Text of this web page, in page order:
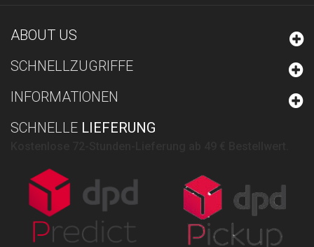
ABOUT US
SCHNELLZUGRIFFE
INFORMATIONEN
SCHNELLE LIEFERUNG